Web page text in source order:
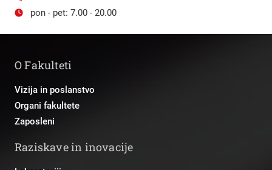
pon - pet: 7.00 - 20.00
O Fakulteti
Vizija in poslanstvo
Organi fakultete
Zaposleni
Raziskave in inovacije